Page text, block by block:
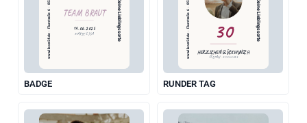
www.likoer24.de  ·  Flurstraße 6  ·  85354 Freising TEAM BRAUT
14.06.2025
MARIE'S JGA Deine Lieblingssorte
BADGE
www.likoer24.de  ·  Flurstraße 6  ·  85354 Freising 30
HERZLICHEN GLÜCKWUNSCH
STEFAN · 21.05.2025
Deine Lieblingssorte
RUNDER TAG